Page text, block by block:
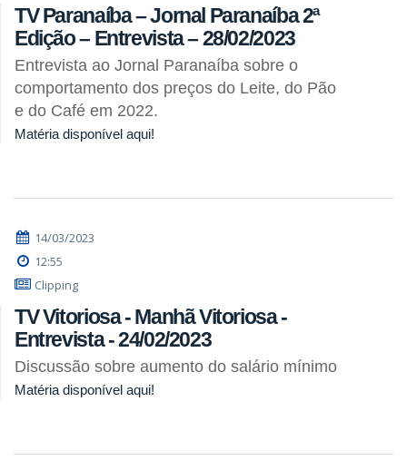
TV Paranaíba – Jornal Paranaíba 2ª
Edição – Entrevista – 28/02/2023
Entrevista ao Jornal Paranaíba sobre o
comportamento dos preços do Leite, do Pão
e do Café em 2022.
Matéria disponível aqui!
14/03/2023
12:55
Clipping
TV Vitoriosa - Manhã Vitoriosa -
Entrevista - 24/02/2023
Discussão sobre aumento do salário mínimo
Matéria disponível aqui!